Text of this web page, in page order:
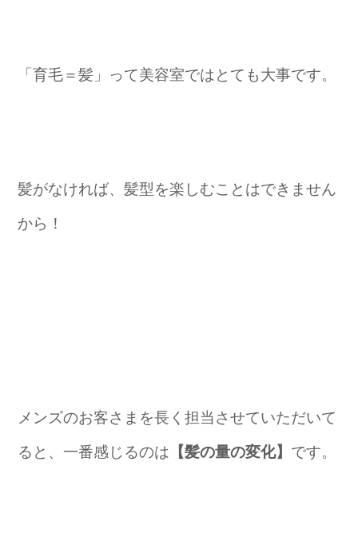
「育毛＝髪」って美容室ではとても大事です。
髪がなければ、髪型を楽しむことはできません
から！
メンズのお客さまを長く担当させていただいて
ると、一番感じるのは 【髪の量の変化】 です。